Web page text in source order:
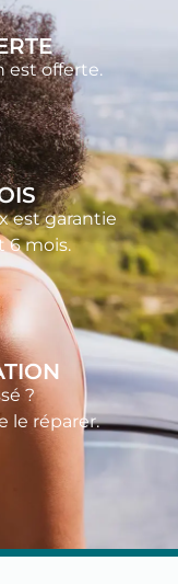
est offerte.
est garantie
6 mois.
?
le réparer.